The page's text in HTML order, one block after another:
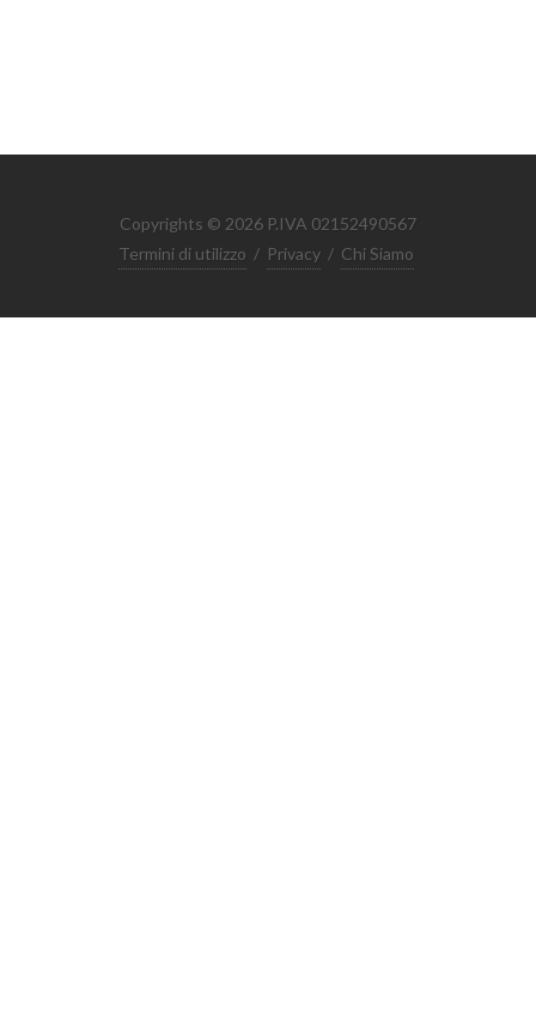
Copyrights © 2026 P.IVA 02152490567
Termini di utilizzo / Privacy / Chi Siamo